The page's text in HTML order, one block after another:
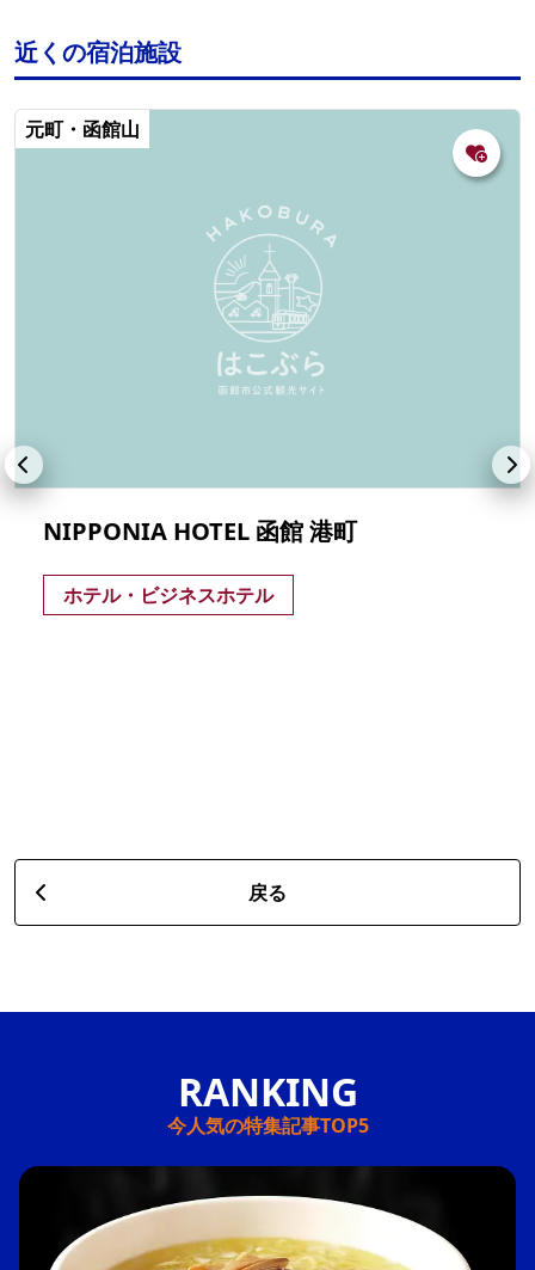
近くの宿泊施設
元町・函館山
NIPPONIA HOTEL 函館 港町
ホテル・ビジネスホテル
戻る
今人気の特集記事TOP5